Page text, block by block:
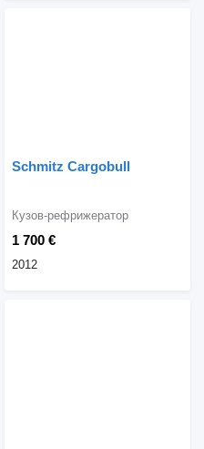
Schmitz Cargobull
1 700 €
Кузов-рефрижератор
2012